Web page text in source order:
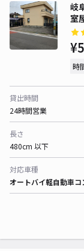
岐
室
時
貸出時間
24時間営業
長さ
480cm 以下
対応車種
オートバイ軽自動車